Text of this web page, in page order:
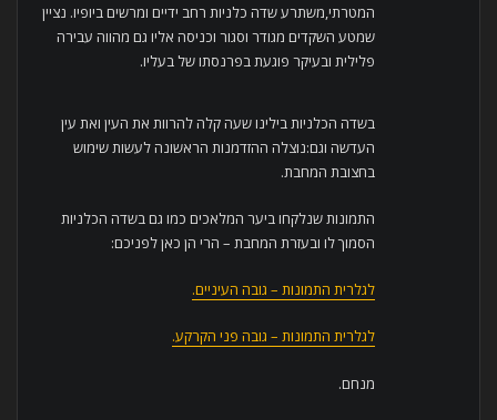
המטרתי,משתרע שדה כלניות רחב ידיים ומרשים ביופיו. נציין
שמטע השקדים מגודר וסגור וכניסה אליו גם מהווה עבירה
פלילית ובעיקר פוגעת בפרנסתו של בעליו.
בשדה הכלניות בילינו שעה קלה להרוות את העין ואת עין
העדשה וגם:נוצלה ההזדמנות הראשונה לעשות שימוש
בחצובת המחבת.
התמונות שנלקחו ביער המלאכים כמו גם בשדה הכלניות
הסמוך לו ובעזרת המחבת – הרי הן כאן לפניכם:
לגלרית התמונות – גובה העיניים.
לגלרית התמונות – גובה פני הקרקע.
מנחם.